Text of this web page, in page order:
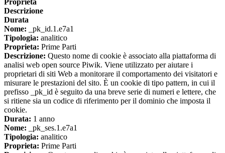
Proprieta
Descrizione
Durata
Nome: _pk_id.1.e7a1
Tipologia: analitico
Proprieta: Prime Parti
Descrizione: Questo nome di cookie è associato alla piattaforma di
analisi web open source Piwik. Viene utilizzato per aiutare i
proprietari di siti Web a monitorare il comportamento dei visitatori e
misurare le prestazioni del sito. È un cookie di tipo pattern, in cui il
prefisso _pk_id è seguito da una breve serie di numeri e lettere, che
si ritiene sia un codice di riferimento per il dominio che imposta il
cookie.
Durata: 1 anno
Nome: _pk_ses.1.e7a1
Tipologia: analitico
Proprieta: Prime Parti